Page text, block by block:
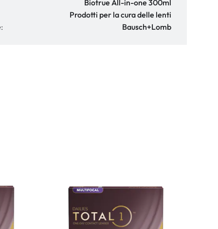
Biotrue All-in-one 300ml
Prodotti per la cura delle lenti
Bausch+Lomb